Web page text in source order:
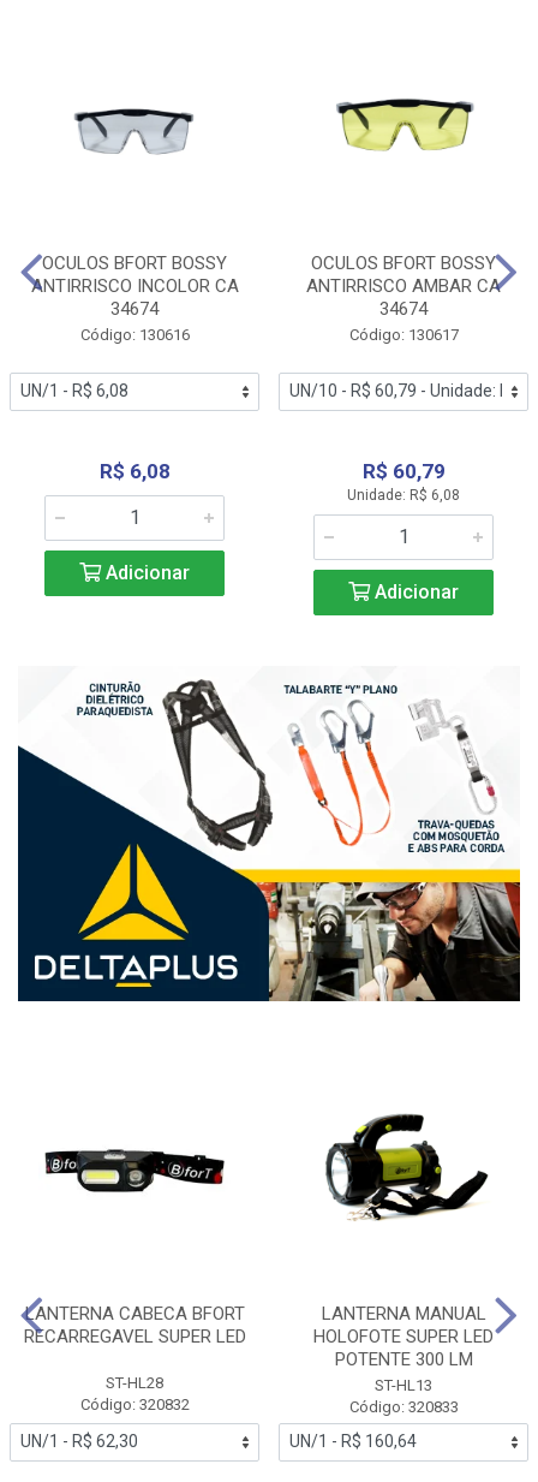
OCULOS BFORT BOSSY
ANTIRRISCO INCOLOR CA
34674
Código: 130616
R$ 6,08
Adicionar
OCULOS BFORT BOSSY
ANTIRRISCO AMBAR CA
34674
Código: 130617
R$ 60,79
Unidade: R$ 6,08
Adicionar
LANTERNA CABECA BFORT
RECARREGAVEL SUPER LED
ST-HL28
Código: 320832
LANTERNA MANUAL
HOLOFOTE SUPER LED
POTENTE 300 LM
ST-HL13
Código: 320833